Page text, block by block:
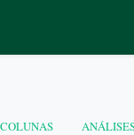
COLUNAS